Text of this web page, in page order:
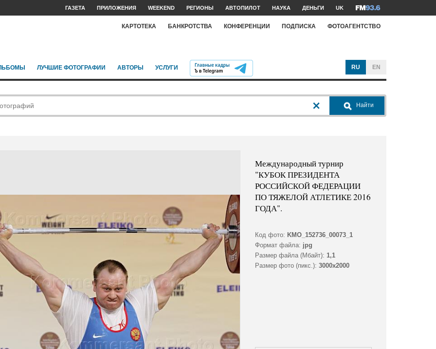
ГАЗЕТА ПРИЛОЖЕНИЯ WEEKEND РЕГИОНЫ АВТОПИЛОТ НАУКА ДЕНЬГИ UK
КАРТОТЕКА БАНКРОТСТВА КОНФЕРЕНЦИИ ПОДПИСКА ФОТОАГЕНТСТВО
ЛУЧШИЕ ФОТОГРАФИИ АВТОРЫ УСЛУГИ RU EN
Найти
Международный турнир
"КУБОК ПРЕЗИДЕНТА
РОССИЙСКОЙ ФЕДЕРАЦИИ
ПО ТЯЖЕЛОЙ АТЛЕТИКЕ 2016
ГОДА".
Код фото: KMO_152736_00073_1
Формат файла: jpg
Размер файла (Мбайт): 1,1
Размер фото (пикс.): 3000x2000